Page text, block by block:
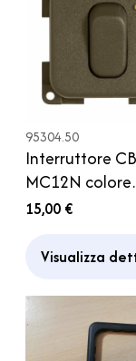
95304.50
Interruttore
MC12N colore
marrone con led
15,00 €
Visualizza